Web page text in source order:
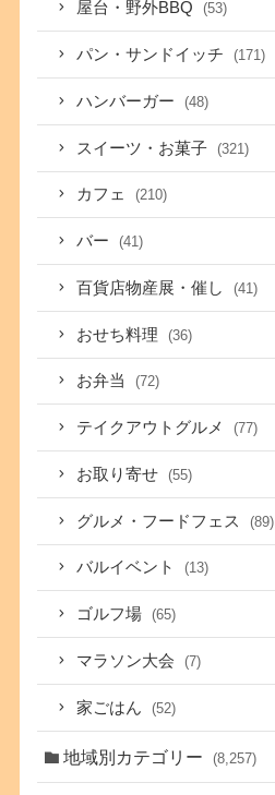
屋台・野外BBQ (53)
パン・サンドイッチ (171)
ハンバーガー (48)
スイーツ・お菓子 (321)
カフェ (210)
バー (41)
百貨店物産展・催し (41)
おせち料理 (36)
お弁当 (72)
テイクアウトグルメ (77)
お取り寄せ (55)
グルメ・フードフェス (89)
バルイベント (13)
ゴルフ場 (65)
マラソン大会 (7)
家ごはん (52)
地域別カテゴリー (8,257)